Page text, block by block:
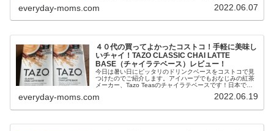
everyday-moms.com 2022.06.07
４０代の買ってよかったコストコ！手軽に美味し
いチャイ！TAZO CLASSIC CHAI LATTE
BASE（チャイラテベース）レビュー！
今日は暑い日にピッタリのドリンクベースをコストコで見
つけたのでご紹介します。アイハーブでもおなじみの紅茶
メーカー、Tazo Teasのチャイラテベースです！日本で製
スパイスチャイがいつでも飲める便利アイテムです。コス
everyday-moms.com 2022.06.19